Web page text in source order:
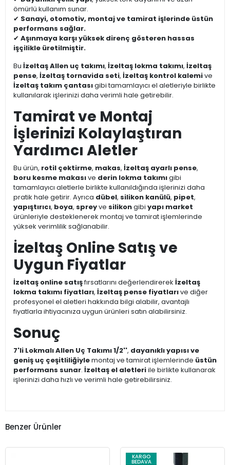
ömürlü kullanım sunar.
✔ Sanayi, otomotiv, montaj ve tamirat işlerinde üstün
performans sağlar.
✔ Aşınmaya karşı yüksek direnç gösteren hassas
işçilikle üretilmiştir.
Bu İzeltaş Allen uç takımı, İzeltaş lokma takımı, İzeltaş
pense, İzeltaş tornavida seti, İzeltaş kontrol kalemive
İzeltaş takım çantasıgibi tamamlayıcı el aletleriyle birlikte
kullanılarak işlerinizi daha verimli hale getirebilir.
Tamirat ve Montaj
İşlerinizi Kolaylaştıran
Yardımcı Aletler
Bu ürün, rotil çektirme, makas, İzeltaş ayarlı pense,
boru kesme makasıve derin lokma takımıgibi
tamamlayıcı aletlerle birlikte kullanıldığında işlerinizi daha
pratik hale getirir. Ayrıca dübel, silikon kanülü, pipet,
yapıştırıcı, boya, spreyve silikongibi yapı market
ürünleriyle desteklenerek montaj ve tamirat işlemlerinde
yüksek verimlilik sağlanabilir.
İzeltaş Online Satış ve
Uygun Fiyatlar
İzeltaş online satışfırsatlarını değerlendirerek İzeltaş
lokma takımı fiyatları, İzeltaş pense fiyatlarıve diğer
profesyonel el aletleri hakkında bilgi alabilir, avantajlı
fiyatlarla ihtiyacınıza uygun ürünleri satın alabilirsiniz.
Sonuç
7'li Lokmalı Allen Uç Takımı 1/2'', dayanıklı yapısı ve
geniş uç çeşitliliğiylemontaj ve tamirat işlemlerinde üstün
performans sunar. İzeltaş el aletleriile birlikte kullanarak
işlerinizi daha hızlı ve verimli hale getirebilirsiniz.
Benzer Ürünler
KARGO
BEDAVA